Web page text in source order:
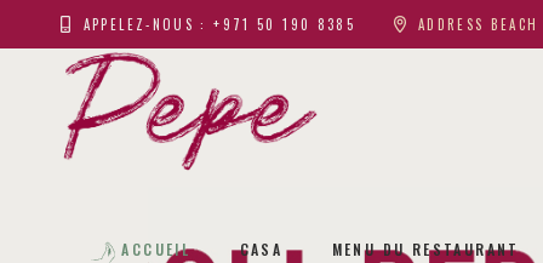
APPELEZ-NOUS : +971 50 190 8385 ADDRESS
ACCUEIL CASA MENU DU RESTAURANT